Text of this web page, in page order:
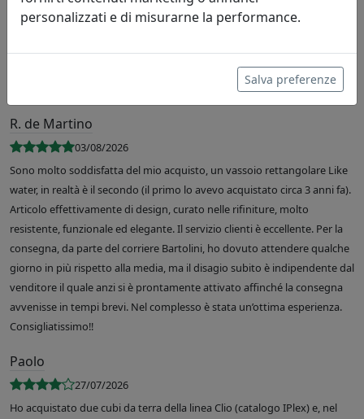
R. de Martino
03/08/2026
Sono molto soddisfatta del mio acquisto, un vassoio rettangolare Like
water, in realtà è il secondo (il primo lo avevo acquistato circa 3 anni fa).
Articolo effettivamente di design, curato nelle rifiniture, molto
resistente, funzionale ed elegante. Il servizio clienti è eccellente. Per la
consegna, da parte del corriere Bartolini, ho dovuto attendere qualche
giorno in più rispetto alla media, ma il disagio subito è indipendente dal
venditore il quale anzi si è prontamente attivato affinché la consegna
avvenisse in tempi brevi. Nel complesso è stata un’ottima esperienza.
Consigliatissimo!!
Paolo
27/07/2026
Ho acquistato due cubi da terra della linea Clio (catalogo IPlex) e, nel
personalizzati e di misurarne la performance.
Salva preferenze